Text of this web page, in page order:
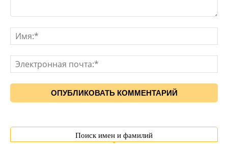
Поиск имен и фамилий